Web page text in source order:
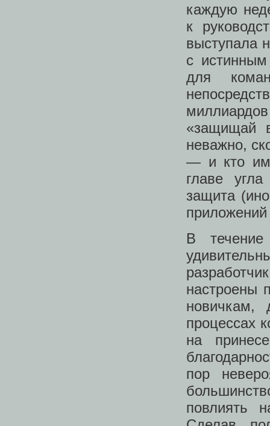
каждую
к
выступала
с
для
«защищай
неважно,
— и кто им
главе
защита
В
настроены
новичкам,
процессах
на
пор
повлиять